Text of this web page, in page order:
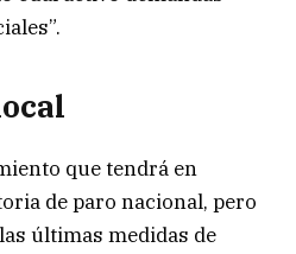
que tendrá en
de paro nacional, pero
últimas medidas de